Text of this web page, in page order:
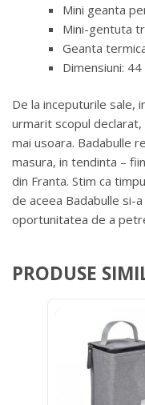
Mini geanta
Mini-gentuta
Geanta
Dimensiuni:
De la inceputurile sale,
urmarit scopul
mai usoara. Badabulle
masura, in tendinta –
din Franta. Stim ca
de aceea Badabulle si-
oportunitatea de a
PRODUSE